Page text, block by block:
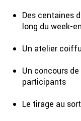
Des centaines
long du week-
Un atelier
Un concours
participants
Le tirage au